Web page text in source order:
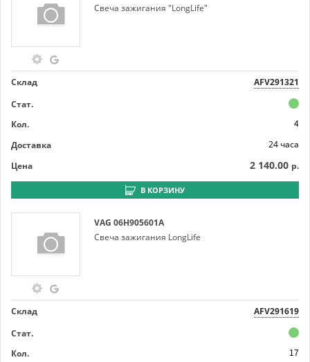
Свеча зажигания "LongLife"
Склад
AFV291321
Стат.
Кол.
4
Доставка
24 часа
Цена
2 140.00 р.
В КОРЗИНУ
VAG 06H905601A
Свеча зажигания LongLife
Склад
AFV291619
Стат.
Кол.
17